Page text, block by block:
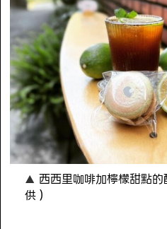
西西里咖啡加檸檬甜點
供）